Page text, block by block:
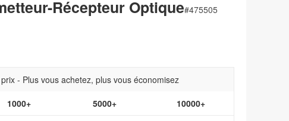
Récepteur Optique#475505
- Plus vous achetez, plus vous économisez
1000+ 5000+ 10000+